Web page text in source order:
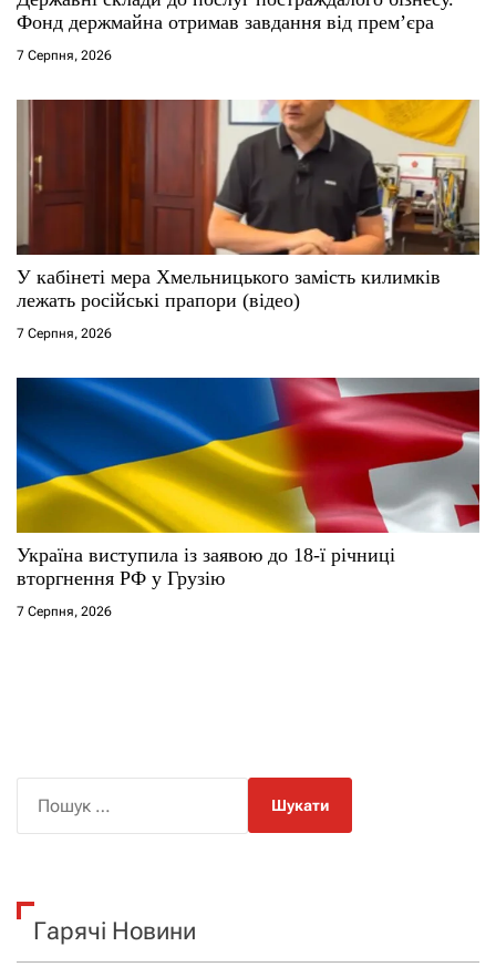
Фонд держмайна отримав завдання від прем’єра
7 Серпня, 2026
У кабінеті мера Хмельницького замість килимків
лежать російські прапори (відео)
7 Серпня, 2026
Україна виступила із заявою до 18-ї річниці
вторгнення РФ у Грузію
7 Серпня, 2026
к
Гарячі Новини